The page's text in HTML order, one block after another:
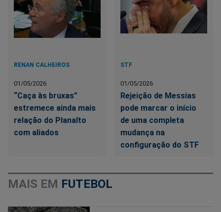
RENAN CALHEIROS
01/05/2026
“Caça às bruxas”
estremece ainda mais
relação do Planalto
com aliados
STF
01/05/2026
Rejeição de Messias
pode marcar o início
de uma completa
mudança na
configuração do STF
MAIS EM FUTEBOL